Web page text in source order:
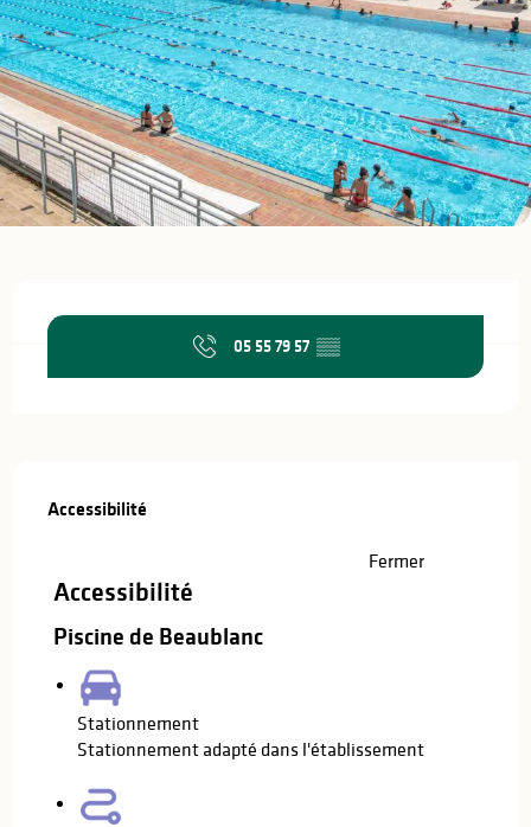
05 55 79 57 ▒▒
Accessibilité
Accessibilité
Fermer
Accessibilité
Piscine de Beaublanc
Stationnement
Stationnement adapté dans l'établissement